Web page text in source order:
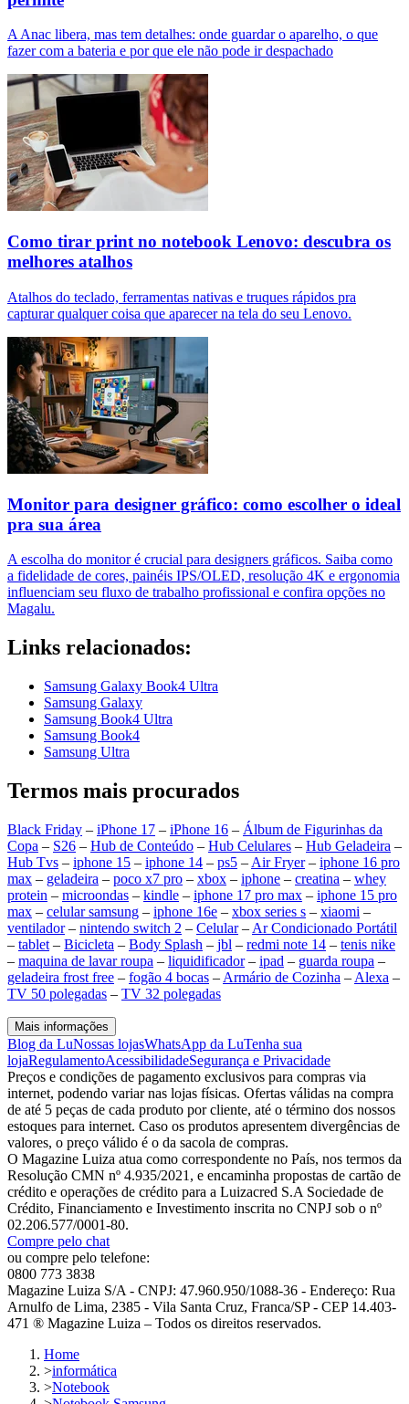
A Anac libera, mas tem detalhes: onde guardar o aparelho, o que
fazer com a bateria e por que ele não pode ir despachado
Como tirar print no notebook Lenovo: descubra os
melhores atalhos
Atalhos do teclado, ferramentas nativas e truques rápidos pra
capturar qualquer coisa que aparecer na tela do seu Lenovo.
Monitor para designer gráfico: como escolher o ideal
pra sua área
A escolha do monitor é crucial para designers gráficos. Saiba como
a fidelidade de cores, painéis IPS/OLED, resolução 4K e ergonomia
influenciam seu fluxo de trabalho profissional e confira opções no
Magalu.
Links relacionados:
Samsung Galaxy Book4 Ultra
Samsung Galaxy
Samsung Book4 Ultra
Samsung Book4
Samsung Ultra
Termos mais procurados
Black Friday – iPhone 17 – iPhone 16 – Álbum de Figurinhas da
Copa – S26 – Hub de Conteúdo – Hub Celulares – Hub Geladeira –
Hub Tvs – iphone 15 – iphone 14 – ps5 – Air Fryer– iphone 16 pro
max – geladeira – poco x7 pro – xbox – iphone – creatina – whey
protein – microondas – kindle – iphone 17 pro max – iphone 15 pro
max – celular samsung – iphone 16e – xbox series s – xiaomi –
ventilador– nintendo switch 2 – Celular– Ar Condicionado Portátil
– tablet – Bicicleta – Body Splash – jbl – redmi note 14 – tenis nike
– maquina de lavar roupa – liquidificador– ipad – guarda roupa –
geladeira frost free – fogão 4 bocas – Armário de Cozinha – Alexa –
TV 50 polegadas – TV 32 polegadas
Mais informações
Blog da LuNossas lojasWhatsApp da LuTenha sua
lojaRegulamentoAcessibilidadeSegurança e Privacidade
Preços e condições de pagamento exclusivos para compras via
internet, podendo variar nas lojas físicas. Ofertas válidas na compra
de até 5 peças de cada produto por cliente, até o término dos nossos
estoques para internet. Caso os produtos apresentem divergências de
valores, o preço válido é o da sacola de compras.
O Magazine Luiza atua como correspondente no País, nos termos da
Resolução CMN nº 4.935/2021, e encaminha propostas de cartão de
crédito e operações de crédito para a Luizacred S.A Sociedade de
Crédito, Financiamento e Investimento inscrita no CNPJ sob o nº
02.206.577/0001-80.
Compre pelo chat
ou compre pelo telefone:
0800 773 3838
Magazine Luiza S/A - CNPJ: 47.960.950/1088-36 - Endereço: Rua
Arnulfo de Lima, 2385 - Vila Santa Cruz, Franca/SP - CEP 14.403-
471 ® Magazine Luiza – Todos os direitos reservados.
Home
>informática
>Notebook